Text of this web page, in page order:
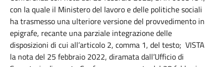
con la quale il Ministero del lavoro e delle politiche sociali
ha trasmesso una ulteriore versione del provvedimento in
epigrafe, recante una parziale integrazione delle
disposizioni di cui all’articolo 2, comma 1, del testo; VISTA
la nota del 25 febbraio 2022, diramata dall’Ufficio di